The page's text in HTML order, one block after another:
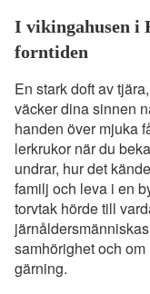
I vikingahusen i
forntiden
En stark doft av
väcker dina sinnen
handen över mjuka
lerkrukor när du
undrar, hur det
familj och leva i en
torvtak hörde till
samhörighet och
gärning.